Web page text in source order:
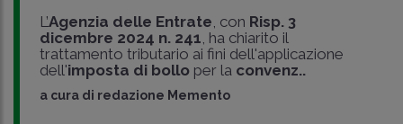
L’Agenzia delle Entrate , con Risp. 3
dicembre 2024 n. 241 , ha chiarito il
trattamento tributario ai fini dell'applicazione
dell'imposta di bollo per la convenz..
a cura di redazione Memento